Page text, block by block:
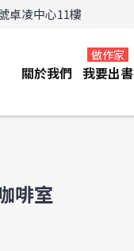
卓凌中心11樓
關於我們 我要出書
做作家
啡室